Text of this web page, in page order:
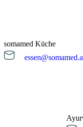
somamed Küche